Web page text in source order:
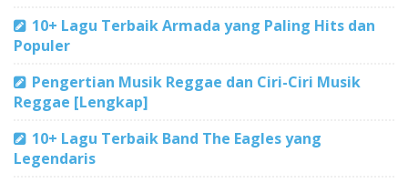
10+ Lagu Terbaik Armada yang Paling Hits dan
Populer
Pengertian Musik Reggae dan Ciri-Ciri Musik
Reggae [Lengkap]
10+ Lagu Terbaik Band The Eagles yang
Legendaris